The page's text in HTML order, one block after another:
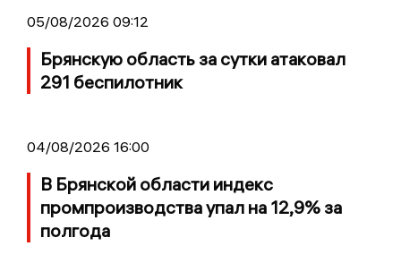
05/08/2026 09:12
Брянскую область за сутки атаковал
291 беспилотник
04/08/2026 16:00
В Брянской области индекс
промпроизводства упал на 12,9% за
полгода